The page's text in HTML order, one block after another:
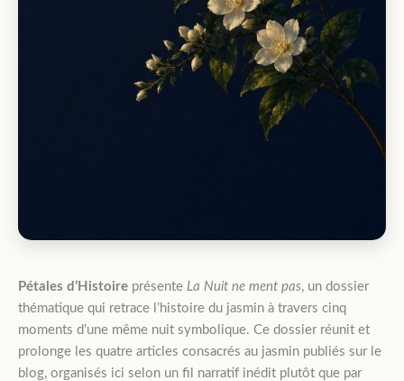
Pétales d’Histoire présente La Nuit ne ment pas, un dossier
thématique qui retrace l’histoire du jasmin à travers cinq
moments d’une même nuit symbolique. Ce dossier réunit et
prolonge les quatre articles consacrés au jasmin publiés sur le
blog, organisés ici selon un fil narratif inédit plutôt que par